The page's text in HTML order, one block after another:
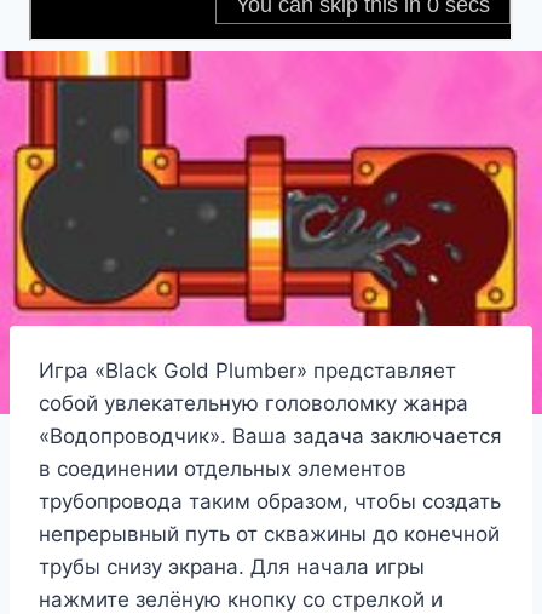
Игра «Black Gold Plumber» представляет
собой увлекательную головоломку жанра
«Водопроводчик». Ваша задача заключается
в соединении отдельных элементов
трубопровода таким образом, чтобы создать
непрерывный путь от скважины до конечной
трубы снизу экрана. Для начала игры
нажмите зелёную кнопку со стрелкой и